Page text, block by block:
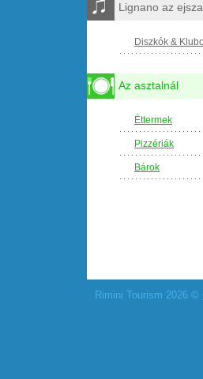
Lignano az
Diszkók &
Az asztalnál
Éttermek
Pizzériák
Bárok
Rimini Tourism 2026 ©